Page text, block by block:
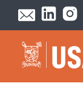
Pasar al